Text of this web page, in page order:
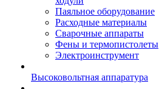
Паяльное оборудование
Расходные материалы
Сварочные аппараты
Фены и термопистолеты
Электроинструмент
Высоковольтная аппаратура